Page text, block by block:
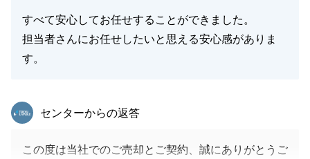
すべて安心してお任せすることができました。
担当者さんにお任せしたいと思える安心感がありま
す。
東急リバブル
センターからの返答
この度は当社でのご売却とご契約、誠にありがとうご